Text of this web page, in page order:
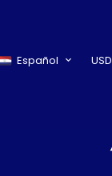
Español USD